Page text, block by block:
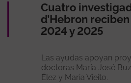
Cuatro
d’Hebron
2024 y 2025
Las ayudas apoyan
doctoras María José
Élez y Maria Vieito.